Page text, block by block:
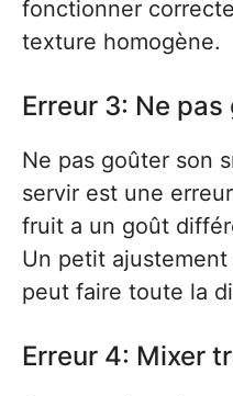
fonctionner
texture homogène.
Erreur 3: Ne
Ne pas goûter son
servir est une
fruit a un goût
Un petit ajustement
peut faire toute la
Erreur 4: Mixer